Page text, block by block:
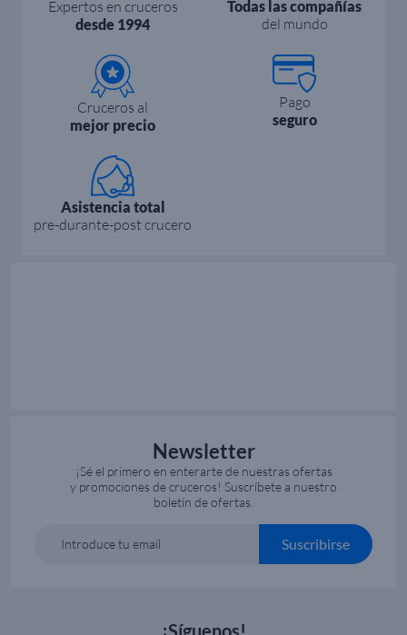
Expertos en cruceros
desde 1994
Todas las compañías
del mundo
Cruceros al
mejor precio
Pago
seguro
Asistencia total
pre-durante-post crucero
Newsletter
¡Sé el primero en enterarte de nuestras ofertas
y promociones de cruceros! Suscríbete a nuestro
boletín de ofertas.
Introduce tu email Suscribirse